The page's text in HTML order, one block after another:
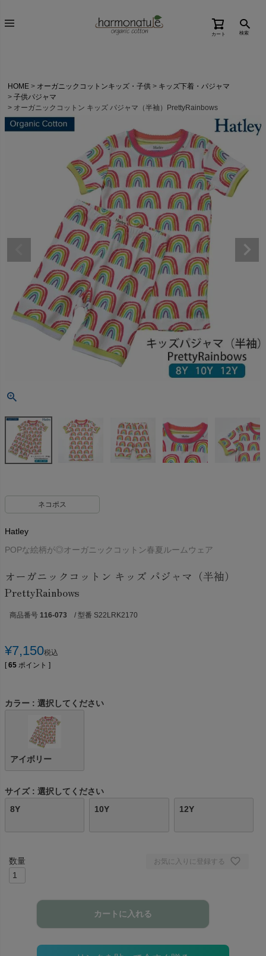
カート 検索
HOME オーガニックコットンキッズ・子供
キッズ下着・パジャマ
子供パジャマ
オーガニックコットン キッズ パジャマ（半袖）PrettyRainbows
ネコポス
Hatley
POPな絵柄が◎オーガニックコットン春夏ルームウェア
オーガニックコットン キッズ パジャマ（半袖）
PrettyRainbows
商品番号 116-073 / 型番 S22LRK2170
¥7,150税込
[ 65 ポイント ]
カラー 選択してください
アイボリー
サイズ
選択してください
8Y
10Y 12Y
お気に入りに登録する
カートに入れる